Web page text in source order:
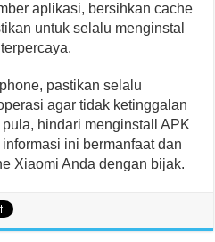
aplikasi, bersihkan cache
untuk selalu menginstal
pastikan selalu
agar tidak ketinggalan
hindari menginstall APK
ini bermanfaat dan
Xiaomi Anda dengan bijak.